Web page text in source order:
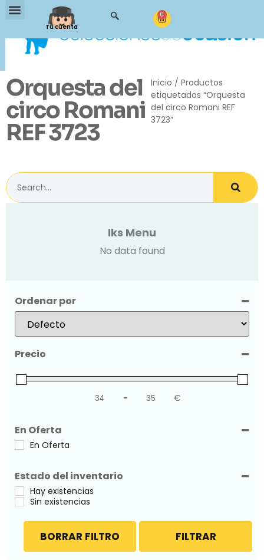
Tu cuenta
0
Orquesta del
circo Romani
REF 3723
Inicio / Productos
etiquetados “Orquesta
del circo Romani REF
3723”
Iks Menu
No data found
Ordenar por
Sort Products
Precio
Minimum Price
- Maximum Price
€
En Oferta
En Oferta
Estado del inventario
Hay existencias
Sin existencias
FILTRAR
BORRAR FILTRO